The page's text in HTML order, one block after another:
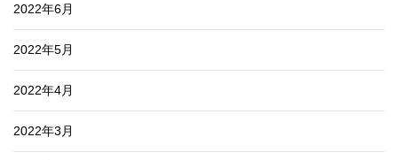
2022年6月
2022年5月
2022年4月
2022年3月